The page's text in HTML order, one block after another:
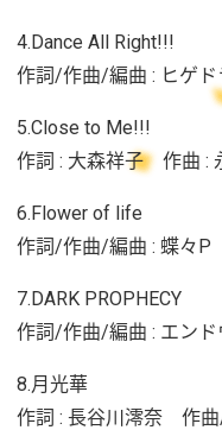
4.Dance All Right!!!
作詞/作曲/編曲 : ヒゲド
5.Close to Me!!!
作詞 : 大森祥子 作曲 :
6.Flower of life
作詞/作曲/編曲 : 蝶々P
7.DARK PROPHECY
作詞/作曲/編曲 : エンド
8.月光華
作詞 : 長谷川澪奈 作曲